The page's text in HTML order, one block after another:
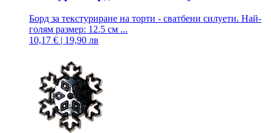
Борд за текстуриране на торти - сватбени силуети. Най-
голям размер: 12.5 см ...
10,17 € | 19,90 лв